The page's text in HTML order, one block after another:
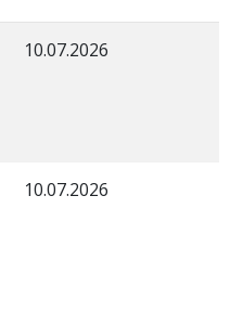
10.07.2026
10.07.2026